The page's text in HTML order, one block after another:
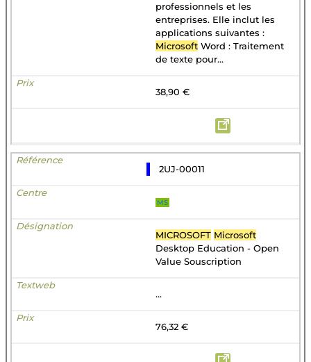
professionnels et les
entreprises. Elle inclut les
applications suivantes :
Microsoft Word : Traitement
de texte pour...
38,90 €
2UJ-00011
MS
MICROSOFT Microsoft
Desktop Education - Open
Value Souscription
...
76,32 €